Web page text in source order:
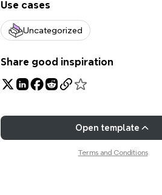
Open template
Terms and Conditions
Use cases
Uncategorized
Share good inspiration